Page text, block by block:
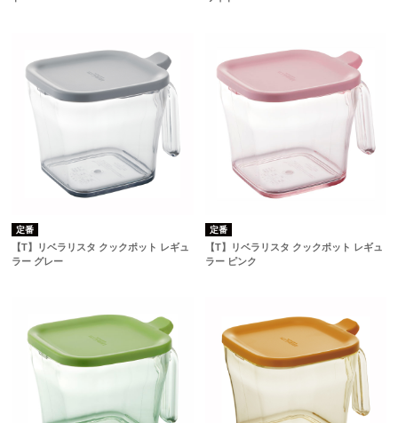
定番
【T】リベラリスタ クックポット レギュ
ラー グレー
定番
【T】リベラリスタ クックポット レギュ
ラー ピンク